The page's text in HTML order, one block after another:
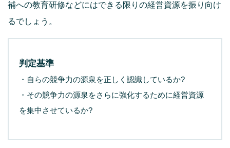
補への教育研修などにはできる限りの経営資源を振り向け
るでしょう。
判定基準
・自らの競争力の源泉を正しく認識しているか?
・その競争力の源泉をさらに強化するために経営資源
を集中させているか?